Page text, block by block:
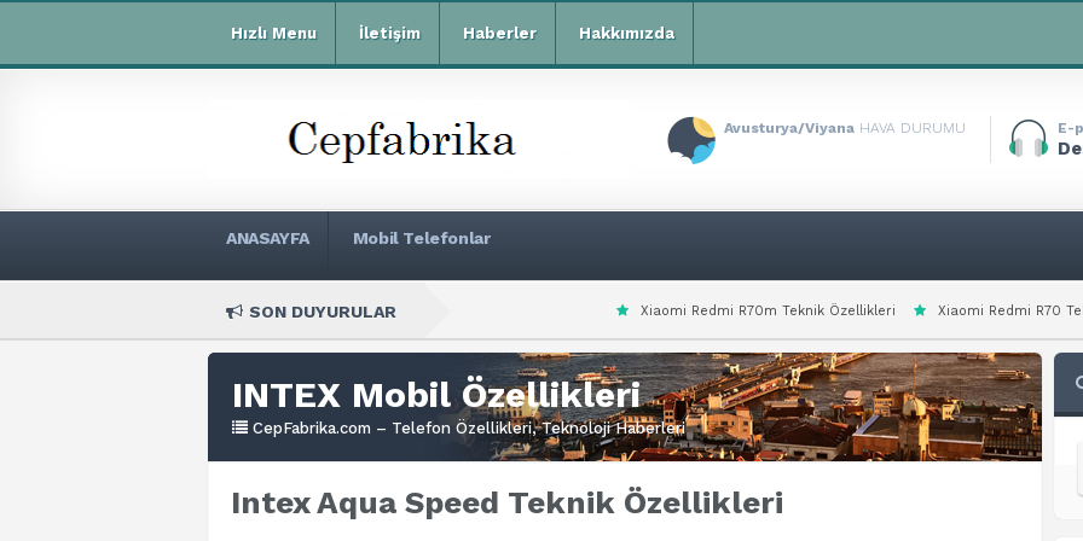
Hızlı Menu İletişim Haberler Hakkımızda
Avusturya/Viyana HAVA DURUMU E-
ANASAYFA Mobil Telefonlar
SON DUYURULAR Xiaomi Redmi R70m Teknik Özellikleri Xiaomi Redmi R70 Teknik Özellikleri
INTEX Mobil Özellikleri
CepFabrika.com – Telefon Özellikleri, Teknoloji Haberleri
Intex Aqua Speed Teknik Özellikleri